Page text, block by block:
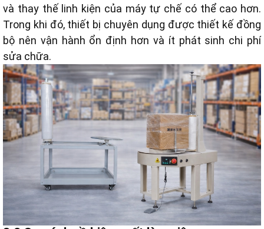
và thay thế linh kiện của máy tự chế có thể cao hơn.
Trong khi đó, thiết bị chuyên dụng được thiết kế đồng
bộ nên vận hành ổn định hơn và ít phát sinh chi phí
sửa chữa.